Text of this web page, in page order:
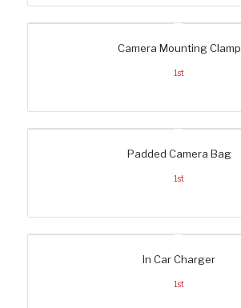
Camera Mounting Clamp
1st
Padded Camera Bag
1st
In Car Charger
1st